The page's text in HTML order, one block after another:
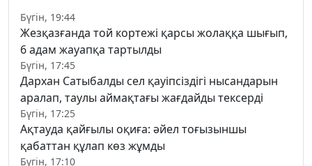
Бүгін, 19:44
Жезқазғанда той кортежі қарсы жолаққа шығып,
6 адам жауапқа тартылды
Бүгін, 17:45
Дархан Сатыбалды сел қауіпсіздігі нысандарын
аралап, таулы аймақтағы жағдайды тексерді
Бүгін, 17:25
Ақтауда қайғылы оқиға: әйел тоғызыншы
қабаттан құлап көз жұмды
Бүгін, 17:10